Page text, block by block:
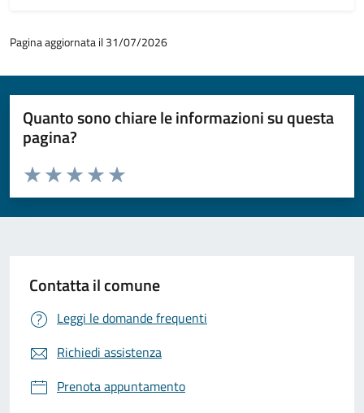
Pagina aggiornata il 31/07/2026
Quanto sono chiare le informazioni su questa
pagina?
Valuta da 1 a 5 stelle la pagina
Valuta 5 stelle su 5
Valuta 4 stelle su 5
Valuta 3 stelle su 5
Valuta 2 stelle su 5
Valuta 1 stelle su 5
Contatta il comune
Leggi le domande frequenti
Richiedi assistenza
Prenota appuntamento